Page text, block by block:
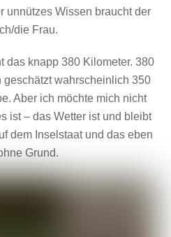
unnützes Wissen braucht der
die Frau.
das knapp 380 Kilometer. 380
geschätzt wahrscheinlich 350
Aber ich möchte mich nicht
ist – das Wetter ist und bleibt
dem Inselstaat und das eben
Grund.